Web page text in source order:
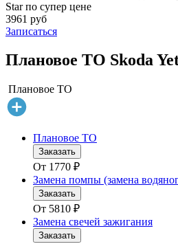
Star по супер цене
3961 руб
Записаться
Плановое ТО Skoda
Плановое ТО
Плановое ТО
Заказать
От 1770 ₽
Замена помпы (замена
Заказать
От 5810 ₽
Замена свечей зажигания
Заказать